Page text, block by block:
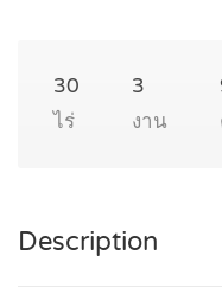
30
ไร่
3
งาน
Description